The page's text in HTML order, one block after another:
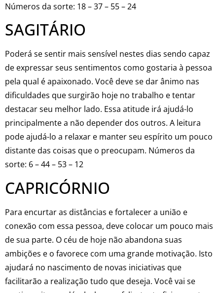
Números da sorte: 18 – 37 – 55 – 24
SAGITÁRIO
Poderá se sentir mais sensível nestes dias sendo capaz
de expressar seus sentimentos como gostaria à pessoa
pela qual é apaixonado. Você deve se dar ânimo nas
dificuldades que surgirão hoje no trabalho e tentar
destacar seu melhor lado. Essa atitude irá ajudá-lo
principalmente a não depender dos outros. A leitura
pode ajudá-lo a relaxar e manter seu espírito um pouco
distante das coisas que o preocupam. Números da
sorte: 6 – 44 – 53 – 12
CAPRICÓRNIO
Para encurtar as distâncias e fortalecer a união e
conexão com essa pessoa, deve colocar um pouco mais
de sua parte. O céu de hoje não abandona suas
ambições e o favorece com uma grande motivação. Isto
ajudará no nascimento de novas iniciativas que
facilitarão a realização tudo que deseja. Você vai se